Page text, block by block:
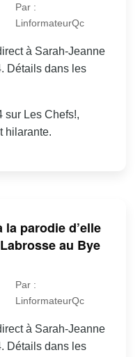
Par :
LinformateurQc
à Sarah-Jeanne
Détails dans les
sur Les Chefs!,
hilarante.
parodie d’elle
au Bye
Par :
LinformateurQc
à Sarah-Jeanne
Détails dans les